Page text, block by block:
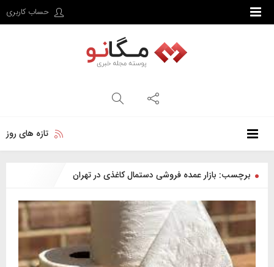
حساب کاربری
تازه های روز
برچسب: بازار عمده فروشی دستمال کاغذی در تهران